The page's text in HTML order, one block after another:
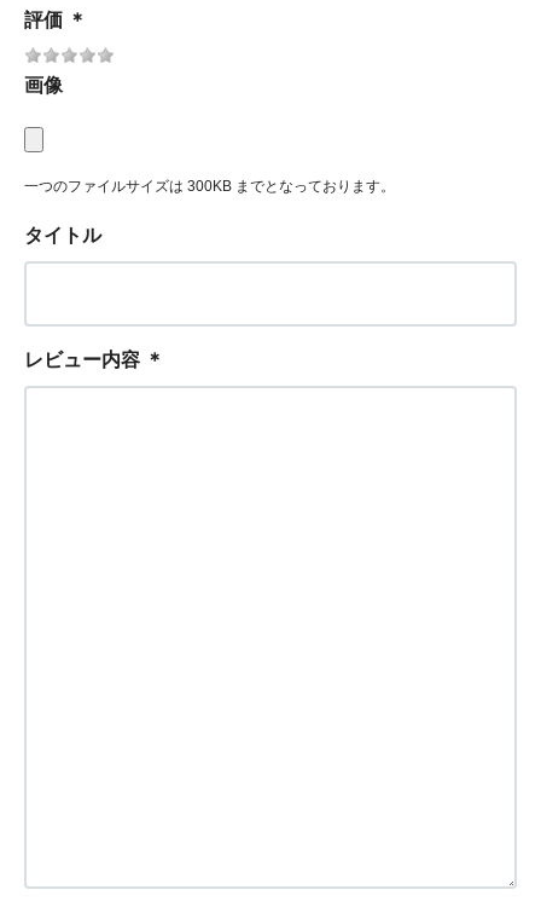
評価 ＊
画像
一つのファイルサイズは 300KB までとなっております。
タイトル
レビュー内容 ＊